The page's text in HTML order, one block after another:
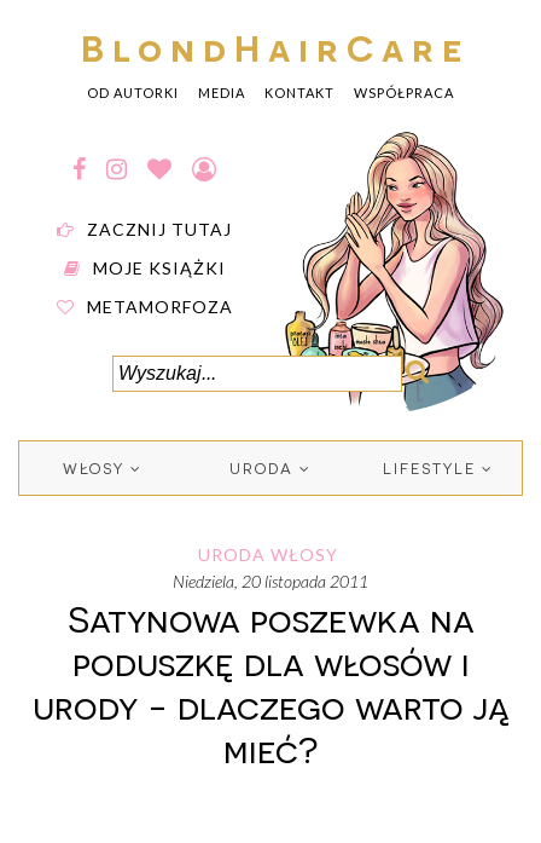
BlondHairCare
OD AUTORKI MEDIA KONTAKT WSPÓŁPRACA
ZACZNIJ TUTAJ
MOJE KSIĄŻKI
METAMORFOZA
WŁOSY URODA LIFESTYLE
URODA WŁOSY
niedziela, 20 listopada 2011
Satynowa poszewka na
poduszkę dla włosów i
urody - dlaczego warto ją
mieć?